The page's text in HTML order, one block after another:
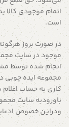
اتمام موجودی کالا
است.
در صورت بروز
موجود در سایت
انجام شده توسط
کاری به حساب
باورودبه سایت
ودراین خصوص